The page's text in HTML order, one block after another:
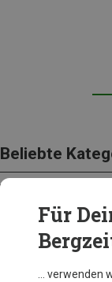
Beliebte
Für
… verwenden